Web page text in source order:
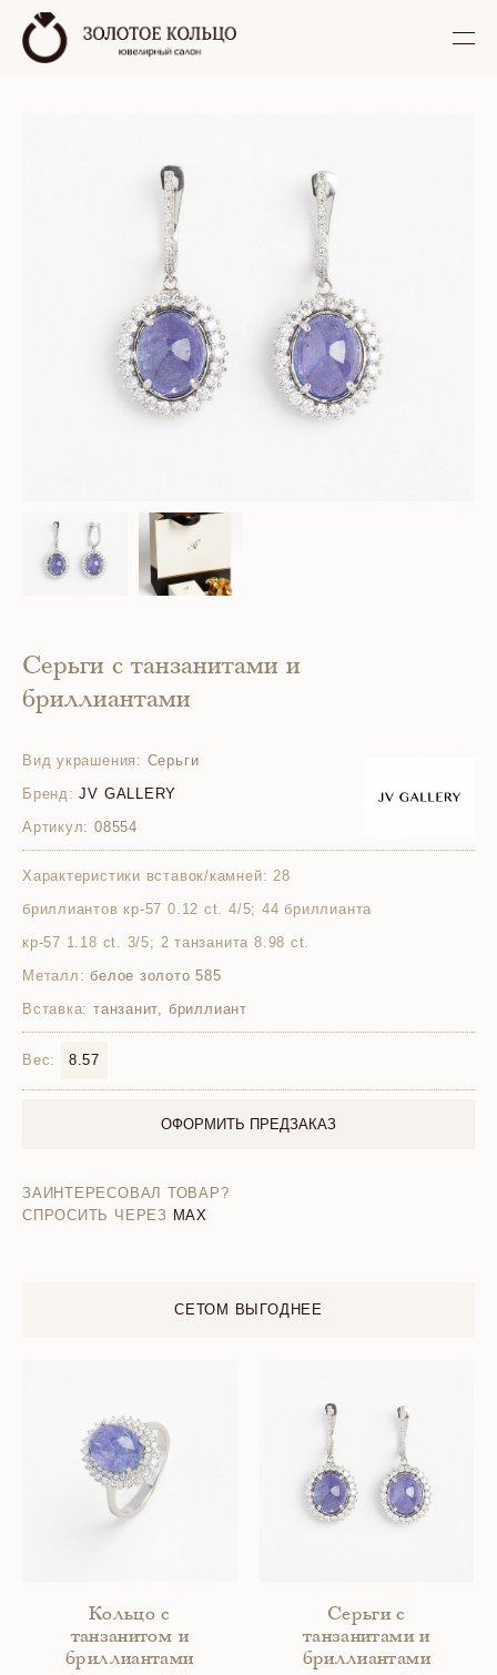
Серьги с танзанитами и
бриллиантами
Вид украшения: Серьги
Бренд: JV GALLERY
Артикул: 08554
Характеристики вставок/камней: 28
бриллиантов кр-57 0.12 ct. 4/5; 44 бриллианта
кр-57 1.18 ct. 3/5; 2 танзанита 8.98 ct.
Металл: белое золото 585
Вставка: танзанит, бриллиант
Вес: 8.57
ОФОРМИТЬ ПРЕДЗАКАЗ
ЗАИНТЕРЕСОВАЛ ТОВАР?
СПРОСИТЬ ЧЕРЕЗ MAX
СЕТОМ ВЫГОДНЕЕ
Кольцо с
танзанитом и
бриллиантами
Серьги с
танзанитами и
бриллиантами